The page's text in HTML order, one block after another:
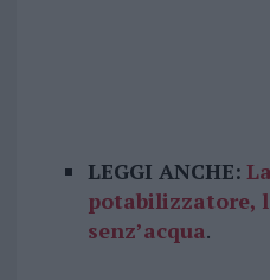
LEGGI ANCHE:
potabilizzatore,
senz’acqua.